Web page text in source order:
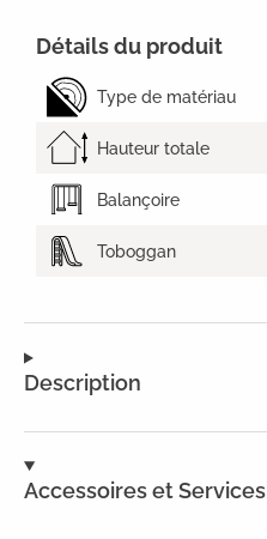
Description
Accessoires et Services
Détails du produit
Type de matériau
Hauteur totale
Balançoire
Toboggan